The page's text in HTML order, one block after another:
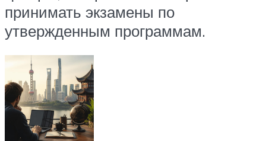
принимать экзамены по
утвержденным программам.